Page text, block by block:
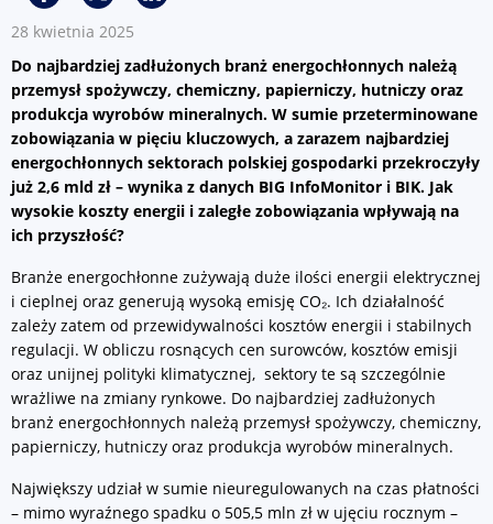
28 kwietnia 2025
Do najbardziej zadłużonych branż energochłonnych należą
przemysł spożywczy, chemiczny, papierniczy, hutniczy oraz
produkcja wyrobów mineralnych. W sumie przeterminowane
zobowiązania w pięciu kluczowych, a zarazem najbardziej
energochłonnych sektorach polskiej gospodarki przekroczyły
już 2,6 mld zł – wynika z danych BIG InfoMonitor i BIK. Jak
wysokie koszty energii i zaległe zobowiązania wpływają na
ich przyszłość?
Branże energochłonne zużywają duże ilości energii elektrycznej
i cieplnej oraz generują wysoką emisję CO₂. Ich działalność
zależy zatem od przewidywalności kosztów energii i stabilnych
regulacji. W obliczu rosnących cen surowców, kosztów emisji
oraz unijnej polityki klimatycznej, sektory te są szczególnie
wrażliwe na zmiany rynkowe. Do najbardziej zadłużonych
branż energochłonnych należą przemysł spożywczy, chemiczny,
papierniczy, hutniczy oraz produkcja wyrobów mineralnych.
Największy udział w sumie nieuregulowanych na czas płatności
– mimo wyraźnego spadku o 505,5 mln zł w ujęciu rocznym –